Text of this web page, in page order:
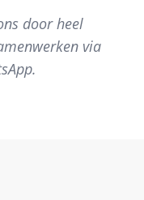
door heel
via